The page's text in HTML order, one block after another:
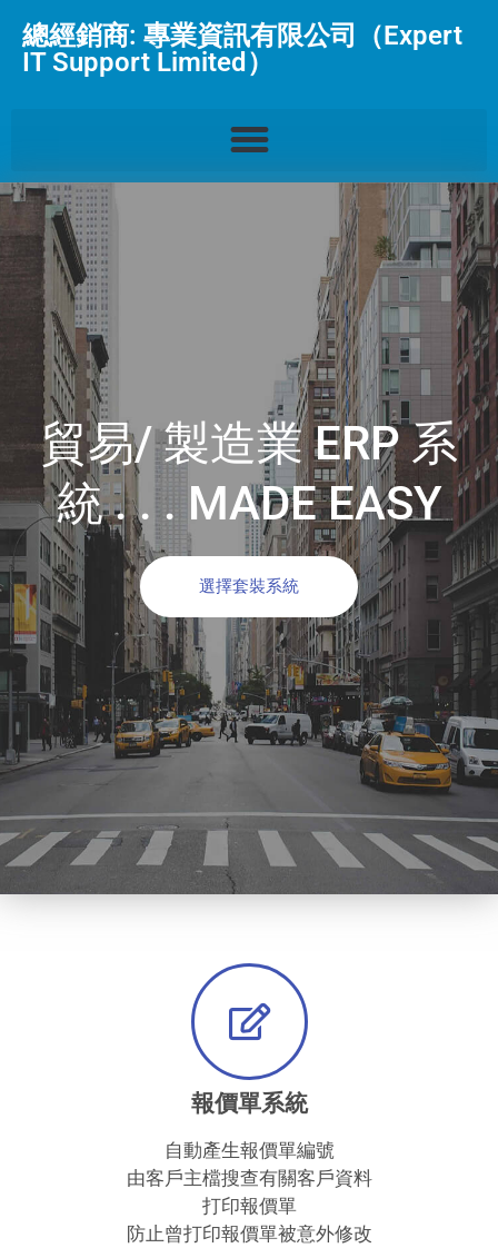
總經銷商: 專業資訊有限公司（Expert
IT Support Limited）
貿易/ 製造業 ERP 系
統 . . . MADE EASY
選擇套裝系統
報價單系統
自動產生報價單編號
由客戶主檔搜查有關客戶資料
打印報價單
防止曾打印報價單被意外修改